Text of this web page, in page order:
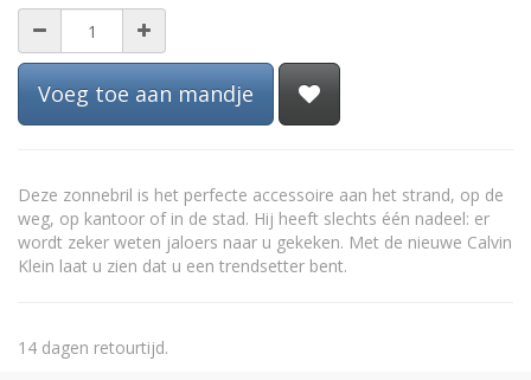
Voeg toe aan mandje
Deze zonnebril is het perfecte accessoire aan het strand, op de
weg, op kantoor of in de stad. Hij heeft slechts één nadeel: er
wordt zeker weten jaloers naar u gekeken. Met de nieuwe Calvin
Klein laat u zien dat u een trendsetter bent.
14 dagen retourtijd.